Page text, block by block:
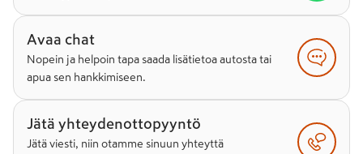
Avaa chat
Nopein ja helpoin tapa saada lisätietoa autosta tai
apua sen hankkimiseen.
Jätä yhteydenottopyyntö
Jätä viesti, niin otamme sinuun yhteyttä